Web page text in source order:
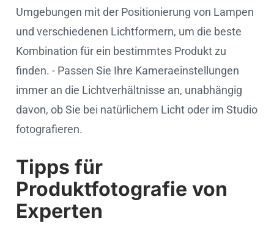
Umgebungen mit der Positionierung von Lampen
und verschiedenen Lichtformern, um die beste
Kombination für ein bestimmtes Produkt zu
finden. - Passen Sie Ihre Kameraeinstellungen
immer an die Lichtverhältnisse an, unabhängig
davon, ob Sie bei natürlichem Licht oder im Studio
fotografieren.
Tipps für
Produktfotografie von
Experten